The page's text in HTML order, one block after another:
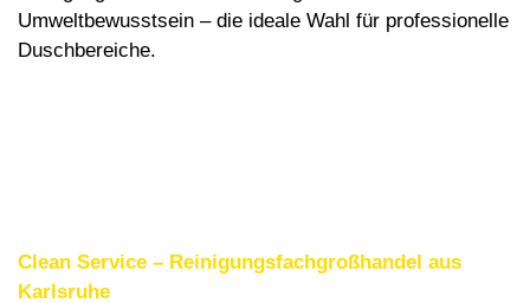
Umweltbewusstsein – die ideale Wahl für professionelle
Duschbereiche.
Clean Service – Reinigungsfachgroßhandel aus
Karlsruhe